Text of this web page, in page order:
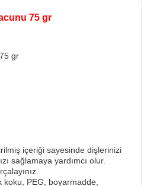
75 gr
gr
içeriği sayesinde dişlerinizi
sağlamaya yardımcı olur.
koku, PEG, boyarmadde,